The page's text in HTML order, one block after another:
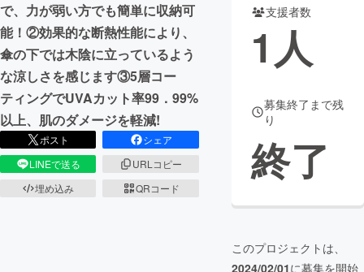
CAMPFIREふるさと納税machi-ya コミュニティ
で、力が弱い方でも簡単に収納可
能！②効果的な断熱性能により、
傘の下では木陰に立っているよう
な涼しさを感じます③5層コー
ティングでUVAカット率99．99%
以上、肌のダメージを軽減!
ポスト
シェア
LINEで送る
URLコピー
埋め込み
QRコード
支援者数
1人
募集終了まで残
り
終了
このプロジェクトは、
2024/02/01に募集を開始